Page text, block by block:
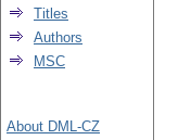
Titles
Authors
MSC
About DML-CZ